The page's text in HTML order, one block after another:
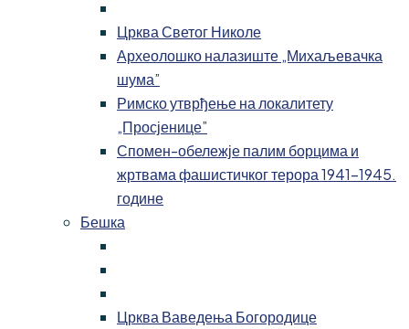
Црква Светог Николе
Археолошко налазиште „Михаљевачка
шума”
Римско утврђење на локалитету
„Просјенице”
Спомен-обележје палим борцима и
жртвама фашистичког терора 1941-1945.
године
Бешка
Црква Ваведења Богородице